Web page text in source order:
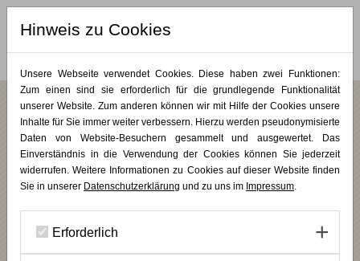
MERKLISTE (0)
„Es ist unendlich kostbar, so einen Ort zu
schaffen“ – Im Gespräch mit Stefanie
Gather, Initiatorin der Sommerakademie
auf dem Johannishof
Hinweis zu Cookies
Unsere Webseite verwendet Cookies. Diese haben zwei Funktionen:
Zum einen sind sie erforderlich für die grundlegende Funktionalität
unserer Website. Zum anderen können wir mit Hilfe der Cookies unsere
Inhalte für Sie immer weiter verbessern. Hierzu werden pseudonymisierte
Daten von Website-Besuchern gesammelt und ausgewertet. Das
Einverständnis in die Verwendung der Cookies können Sie jederzeit
widerrufen. Weitere Informationen zu Cookies auf dieser Website finden
Sie in unserer Datenschutzerklärung und zu uns im Impressum.
Erforderlich